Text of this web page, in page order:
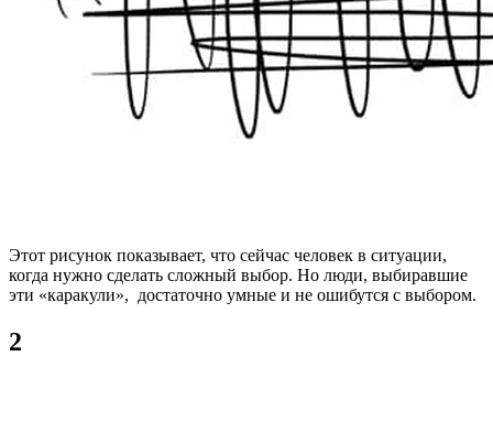
Этот рисунок показывает, что сейчас человек в ситуации,
когда нужно сделать сложный выбор. Но люди, выбиравшие
эти «каракули», достаточно умные и не ошибутся с выбором.
2